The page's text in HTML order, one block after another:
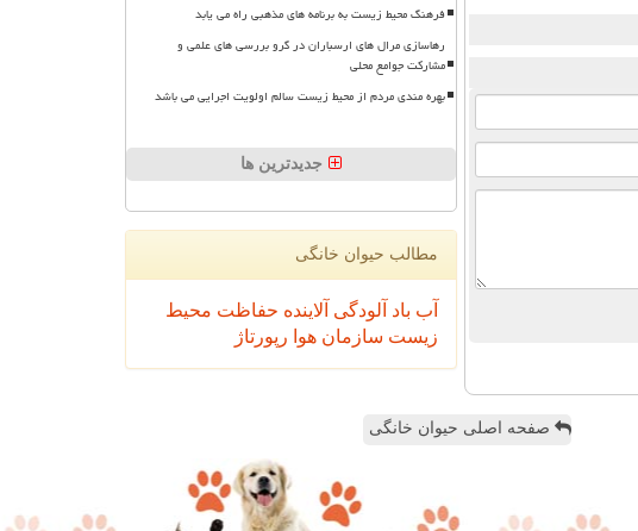
فرهنگ محیط زیست به برنامه های مذهبی راه می یابد
رهاسازی مرال های ارسباران در گرو بررسی های علمی و
مشارکت جوامع محلی
بهره مندی مردم از محیط زیست سالم اولویت اجرایی می باشد
جدیدترین ها
مطالب حیوان خانگی
آب باد آلودگی آلاینده حفاظت محیط
زیست سازمان هوا رپورتاژ
صفحه اصلی حیوان خانگی